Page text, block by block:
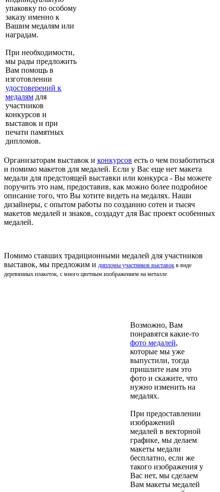
упаковку по особому
заказу именно к
Вашим медалям или
наградам.
При необходимости,
мы рады предложить
Вам помощь в
изготовлении
удостоверений к
медалям для
участников
конкурсов и
выставок и при
печати памятных
дипломов.
Организаторам выставок и конкурсов есть о чем позаботиться
и помимо макетов для медалей. Если у Вас еще нет макета
медали для предстоящей выставки или конкурса - Вы можете
поручить это нам, предоставив, как можно более подробное
описание того, что Вы хотите видеть на медалях. Наши
дизайнеры, с опытом работы по созданию сотен и тысяч
макетов медалей и знаков, создадут для Вас проект особенных
медалей.
Помимо ставших традиционными медалей для участников
выставок, мы предложим и дипломы участников выставок в виде
деревянных плакеток, с много цветным изображением на металле
Возможно, Вам
понравятся какие-то
фото медалей,
которые мы уже
выпустили, тогда
пришлите нам это
фото и скажите, что
нужно изменить на
медалях.
При предоставлении
изображений
медалей в векторной
графике, мы делаем
макеты медали
бесплатно, если же
такого изображения у
Вас нет, мы сделаем
Вам макеты медалей